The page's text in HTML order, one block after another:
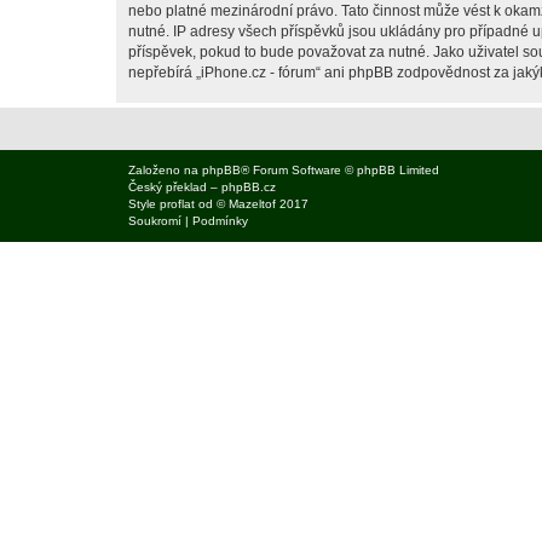
nebo platné mezinárodní právo. Tato činnost může vést k
nutné. IP adresy všech příspěvků jsou ukládány pro případné
příspěvek, pokud to bude považovat za nutné. Jako uživatel
nepřebírá „iPhone.cz - fórum“ ani phpBB zodpovědnost za
Založeno na phpBB® Forum Software © phpBB Limited
Český překlad – phpBB.cz
Style proflat od ©Mazeltof 2017
Soukromí | Podmínky